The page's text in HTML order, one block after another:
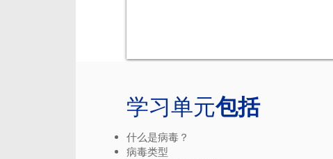
学习单元包括
什么是病毒？
病毒类型